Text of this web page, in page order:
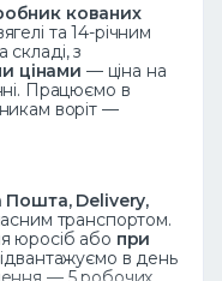
кованих
та 14-річним
з
цінами — ціна на
Працюємо в
воріт —
Пошта, Delivery,
транспортом.
юросіб або при
в день